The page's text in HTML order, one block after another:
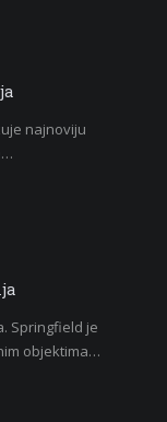
najnoviju
Springfield je
objektima…